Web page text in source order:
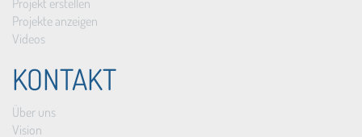
Projekt erstellen
Projekte anzeigen
Videos
KONTAKT
Über uns
Vision